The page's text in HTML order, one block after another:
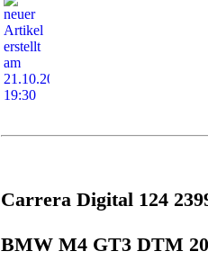
Carrera Digital 124
BMW M4 GT3 DTM